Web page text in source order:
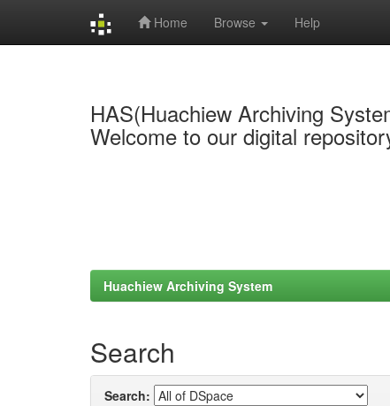
Home Browse Help
HAS(Huachiew Archiving
Welcome to our digital
Huachiew Archiving System
Search
Search: